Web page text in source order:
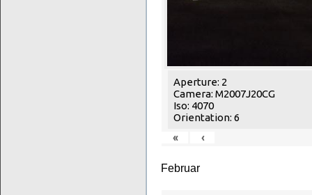
Aperture: 2
Camera: M2007J20CG
Iso: 4070
Orientation: 6
«
‹
Februar